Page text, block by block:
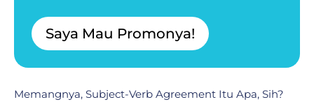
Saya Mau Promonya!
Memangnya, Subject-Verb Agreement Itu Apa, Sih?